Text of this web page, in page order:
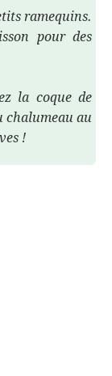
ramequins.
pour des
la coque de
chalumeau au
!